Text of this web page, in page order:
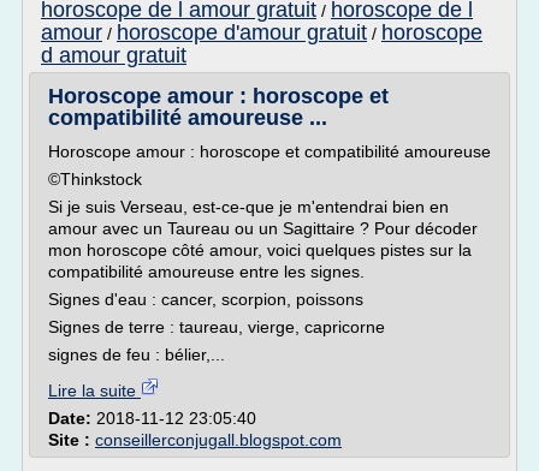
horoscope de l amour gratuit / horoscope de l
amour / horoscope d'amour gratuit / horoscope
d amour gratuit
Horoscope amour : horoscope et
compatibilité amoureuse ...
Horoscope amour : horoscope et compatibilité amoureuse
©Thinkstock
Si je suis Verseau, est-ce-que je m'entendrai bien en
amour avec un Taureau ou un Sagittaire ? Pour décoder
mon horoscope côté amour, voici quelques pistes sur la
compatibilité amoureuse entre les signes.
Signes d'eau : cancer, scorpion, poissons
Signes de terre : taureau, vierge, capricorne
signes de feu : bélier,...
Lire la suite
Date: 2018-11-12 23:05:40
Site : conseillerconjugall.blogspot.com